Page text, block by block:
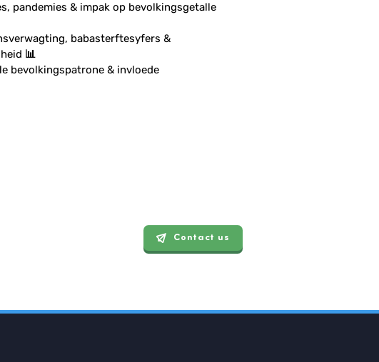
pandemies & impak op bevolkingsgetalle
babasterftesyfers &
📊
bevolkingspatrone & invloede
Contact us